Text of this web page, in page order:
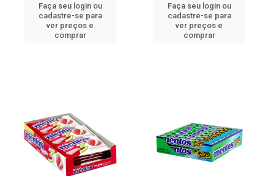
Faça seu login ou
cadastre-se para
ver preços e
comprar
Faça seu login ou
cadastre-se para
ver preços e
comprar